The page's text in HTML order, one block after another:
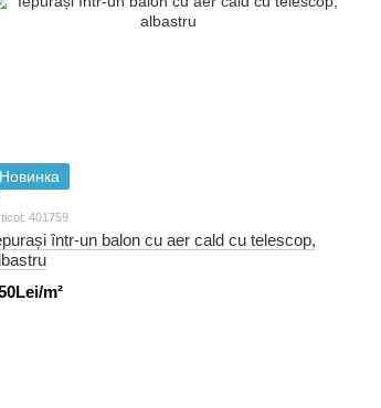
Новинка
401759
într-un balon cu aer cald cu telescop,
m²